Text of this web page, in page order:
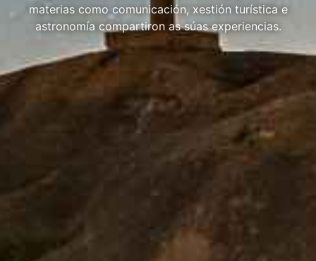
materias como comunicación, xestión turística e
astronomía compartiron as súas experiencias.